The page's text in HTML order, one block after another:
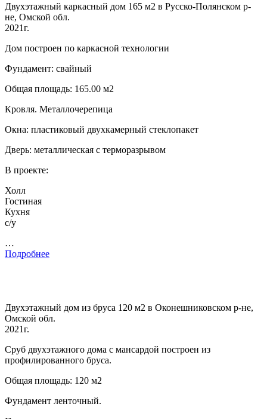
Двухэтажный каркасный дом 165 м2 в Русско-Полянском р-
не, Омской обл.
2021г.
Дом построен по каркасной технологии
Фундамент: свайный
Общая площадь: 165.00 м2
Кровля. Металлочерепица
Окна: пластиковый двухкамерный стеклопакет
Дверь: металлическая с терморазрывом
В проекте:
Холл
Гостиная
Кухня
с/у
…
Подробнее
Двухэтажный дом из бруса 120 м2 в Оконешниковском р-не,
Омской обл.
2021г.
Сруб двухэтажного дома с мансардой построен из
профилированного бруса.
Общая площадь: 120 м2
Фундамент ленточный.